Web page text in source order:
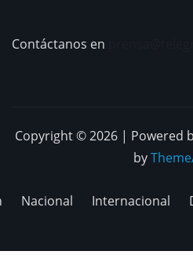
Contáctanos en
Copyright © 2026 | Powered
by
Nacional Internacional